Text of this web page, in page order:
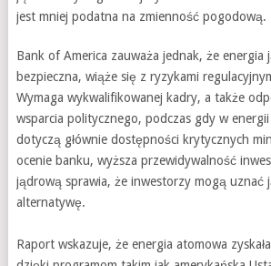
jest mniej podatna na zmienność pogodową.
Bank of America zauważa jednak, że energia
bezpieczna, wiąże się z ryzykami
Wymaga wykwalifikowanej kadry, a także
wsparcia politycznego, podczas gdy w
dotyczą głównie dostępności krytycznych
ocenie banku, wyższa przewidywalność
jądrową sprawia, że inwestorzy mogą uznać
alternatywę.
Raport wskazuje, że energia atomowa